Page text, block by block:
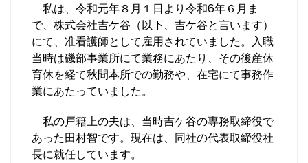
私は、令和元年８月１日より令和6年６月ま
で、株式会社吉ケ谷（以下、吉ケ谷と言います）
にて、准看護師として雇用されていました。入職
当時は磯部事業所にて業務にあたり、その後産休
育休を経て秋間本所での勤務や、在宅にて事務作
業にあたっていました。
私の戸籍上の夫は、当時吉ケ谷の専務取締役で
あった田村智です。現在は、同社の代表取締役社
長に就任しています。